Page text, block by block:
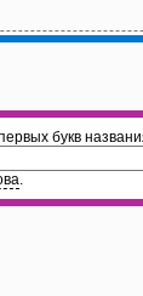
букв
.